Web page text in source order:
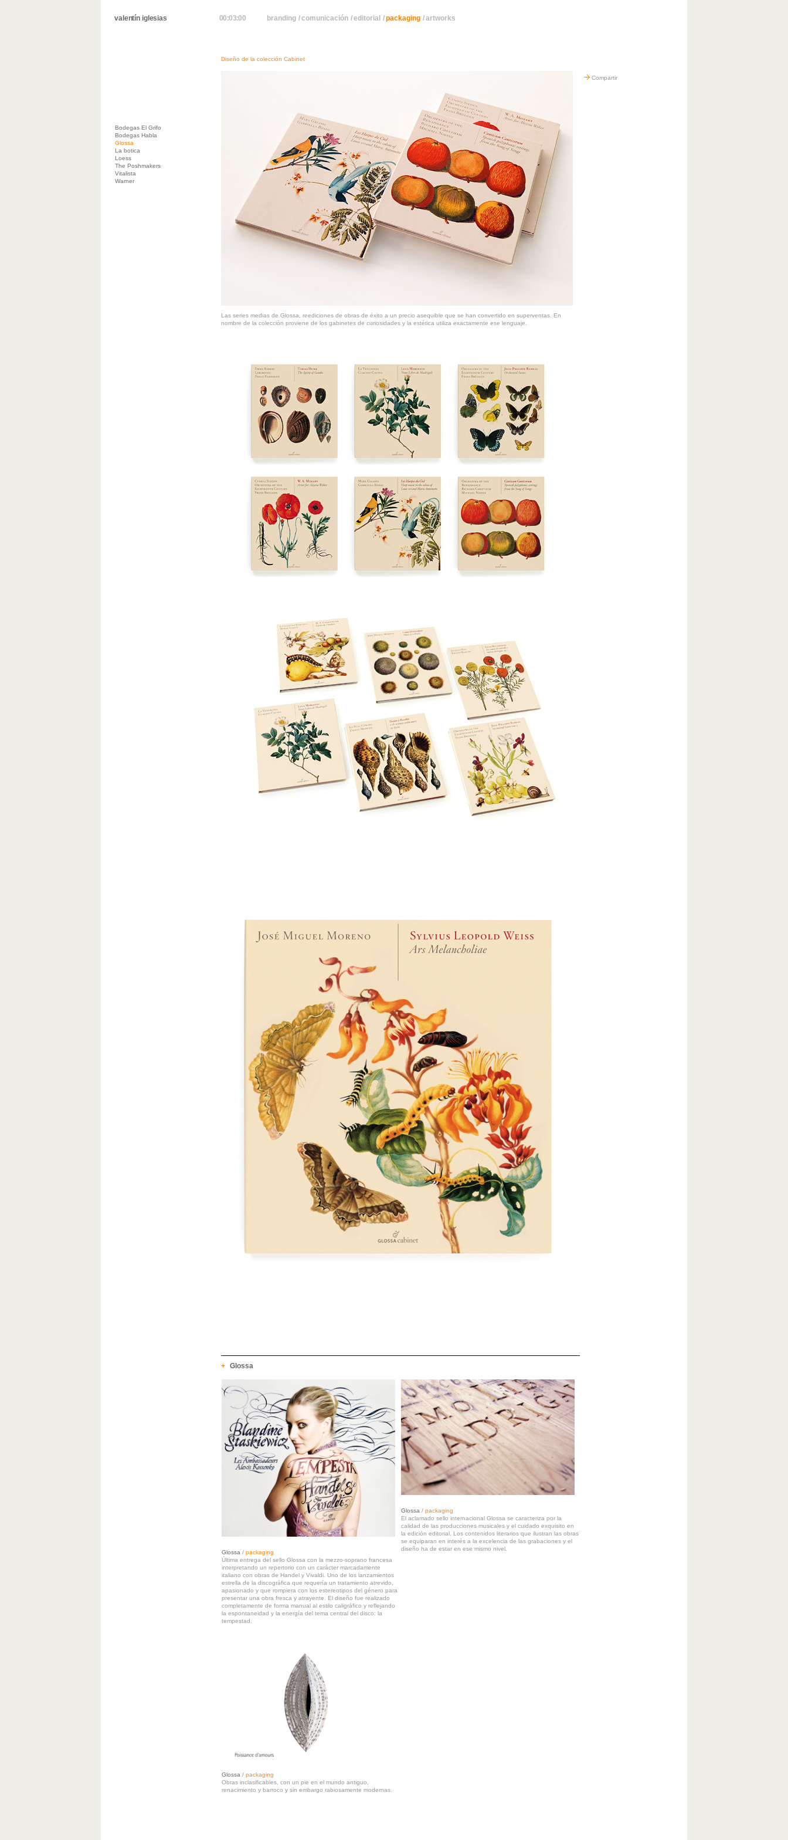
valentín iglesias 00:03:00 branding /comunicación /editorial /packaging /artworks
Bodegas El Grifo
Bodegas Habla
Glossa
La botica
Loess
The Poshmakers
Vitalista
Warner
Diseño de la colección Cabinet
Las series medias de Glossa, reediciones de obras de éxito a un precio asequible que se han convertido en superventas. En
nombre de la colección proviene de los gabinetes de curiosidades y la estética utiliza exactamente ese lenguaje.
+ Glossa
Glossa / packaging
Última entrega del sello Glossa con la mezzo-soprano francesa
interpretando un repertorio con un carácter marcadamente
italiano con obras de Handel y Vivaldi. Uno de los lanzamientos
estrella de la discográfica que requería un tratamiento atrevido,
apasionado y que rompiera con los estereotipos del género para
presentar una obra fresca y atrayente. El diseño fue realizado
completamente de forma manual al estilo caligráfico y reflejando
la espontaneidad y la energía del tema central del disco: la
tempestad.
Glossa / packaging
El aclamado sello internacional Glossa se caracteriza por la
calidad de las producciones musicales y el cuidado exquisito en
la edición editorial. Los contenidos literarios que ilustran las obras
se equiparan en interés a la excelencia de las grabaciones y el
diseño ha de estar en ese mismo nivel.
Glossa / packaging
Obras inclasificables, con un pie en el mundo antiguo,
renacimiento y barroco y sin embargo rabiosamente modernas.
Compartir